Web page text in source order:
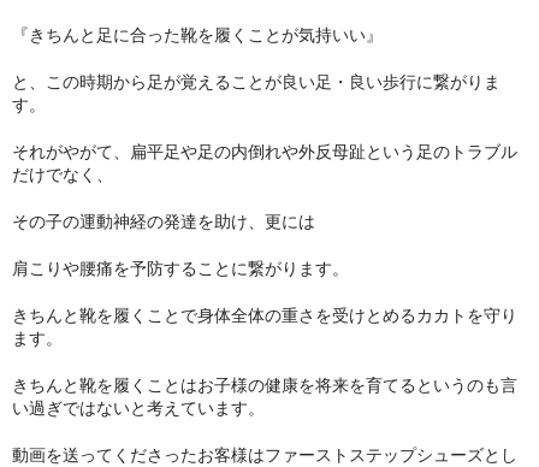
『きちんと足に合った靴を履くことが気持いい』
と、この時期から足が覚えることが良い足・良い歩行に繋がりま
す。
それがやがて、扁平足や足の内倒れや外反母趾という足のトラブル
だけでなく、
その子の運動神経の発達を助け、更には
肩こりや腰痛を予防することに繋がります。
きちんと靴を履くことで身体全体の重さを受けとめるカカトを守り
ます。
きちんと靴を履くことはお子様の健康を将来を育てるというのも言
い過ぎではないと考えています。
動画を送ってくださったお客様はファーストステップシューズとし